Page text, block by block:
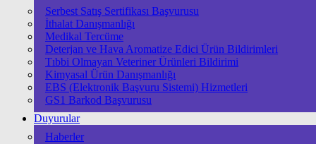
Serbest Satış Sertifikası Başvurusu
İthalat Danışmanlığı
Medikal Tercüme
Deterjan ve Hava Aromatize Edici Ürün Bildirimleri
Tıbbi Olmayan Veteriner Ürünleri Bildirimi
Kimyasal Ürün Danışmanlığı
EBS (Elektronik Başvuru Sistemi) Hizmetleri
GS1 Barkod Başvurusu
Duyurular
Haberler